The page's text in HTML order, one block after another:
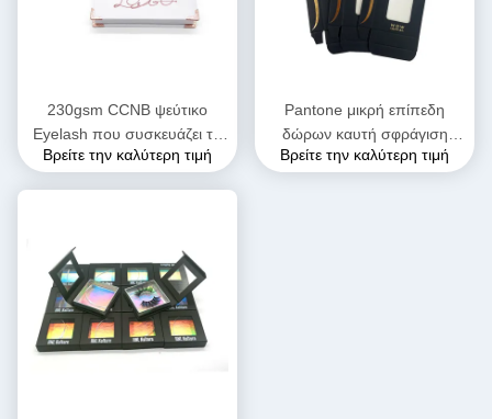
230gsm CCNB ψεύτικο
Eyelash που συσκευάζει το
μαγνητικό κιβώτιο K9K
Βρείτε την καλύτερη τιμή
Pantone μικρή επίπεδη
δώρων καυτή σφράγιση
κιβωτίων UVI Eyelash
Βρείτε την καλύτερη τιμή